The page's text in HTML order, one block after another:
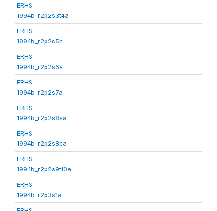
ERHS
1994b_r2p2s3t4a
ERHS
1994b_r2p2s5a
ERHS
1994b_r2p2s6a
ERHS
1994b_r2p2s7a
ERHS
1994b_r2p2s8aa
ERHS
1994b_r2p2s8ba
ERHS
1994b_r2p2s9t10a
ERHS
1994b_r2p3s1a